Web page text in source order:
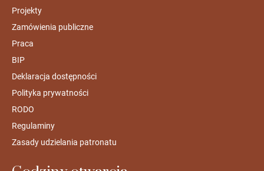
Projekty
Zamówienia publiczne
Praca
BIP
Deklaracja dostępności
Polityka prywatności
RODO
Regulaminy
Zasady udzielania patronatu